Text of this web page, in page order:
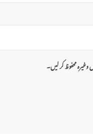
محفوظ کر لیں۔